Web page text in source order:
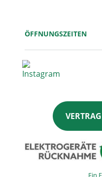
ÖFFNUNGSZEITEN
Ein